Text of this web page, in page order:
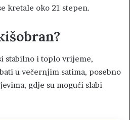
kretale oko 21 stepen.
stabilno i toplo vrijeme,
u večernjim satima, posebno
gdje su mogući slabi